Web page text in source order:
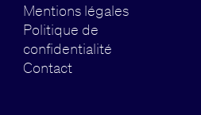
Mentions légales
Politique de
confidentialité
Contact